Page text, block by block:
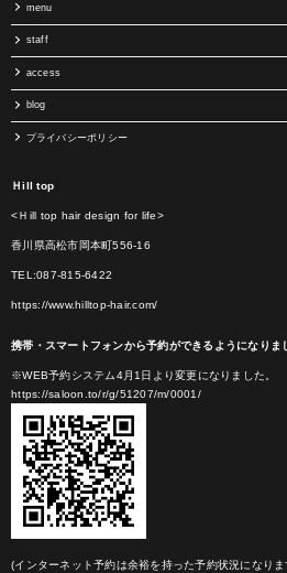
menu
staff
access
blog
プライバシーポリシー
Ｈill top
<Ｈill top hair design for life>
香川県高松市岡本町556-16
TEL:087-815-6422
https://www.hilltop-hair.com/
携帯・スマートフォンから予約ができるようになりま
※WEB予約システム4月1日より変更になりました。
https://saloon.to/r/g/51207/m/0001/
(インターネット予約は余裕を持った予約状況になり